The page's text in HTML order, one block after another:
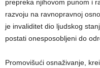
prepreka njihovom punom i
razvoju na ravnopravnoj
je invaliditet dio ljudskog
postati onesposobljeni do
Promovišući osnaživanje,